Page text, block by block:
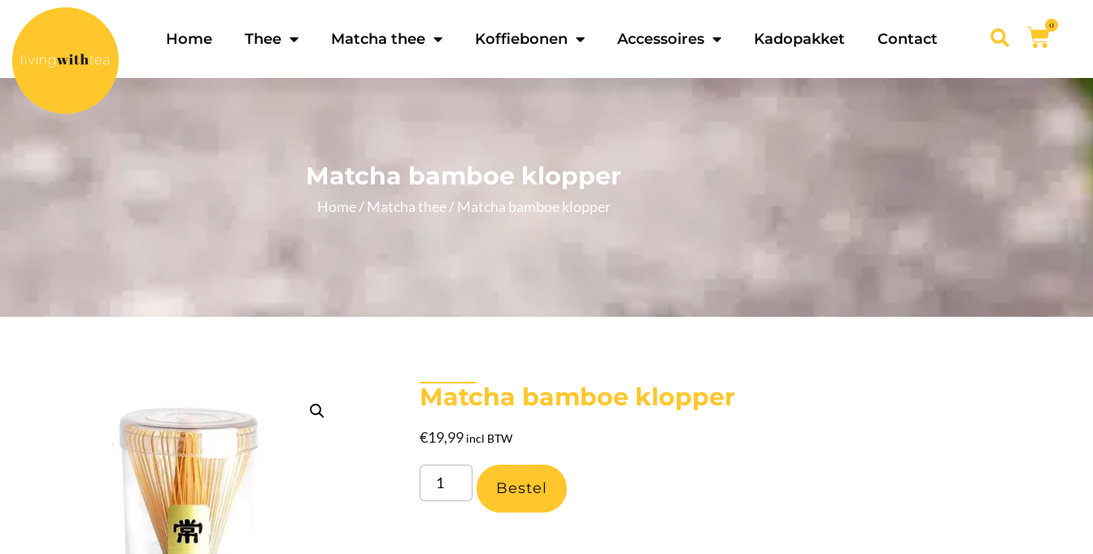
Home Thee Matcha thee Koffiebonen Accessoires Kadopakket Contact
0
Matcha bamboe klopper
Home/Matcha thee/ Matcha bamboe klopper
Matcha bamboe klopper
€19,99 incl BTW
Bestel